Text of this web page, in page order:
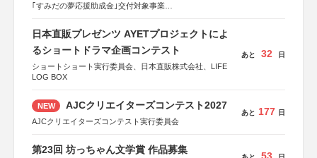
｢すみだの夢応援助成金｣交付対象事業
日本直販プレゼンツ AYETプロジェクトによ
るショートドラマ企画コンテスト
ショートショート実行委員会、日本直販株式会社、LIFE
LOG BOX
あと 32 日
NEW AJCクリエイターズコンテスト2027
AJCクリエイターズコンテスト実行委員会
あと 177 日
第23回 坊っちゃん文学賞 作品募集